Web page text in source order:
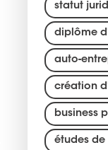
statut
diplôme
auto-
création
business
études de